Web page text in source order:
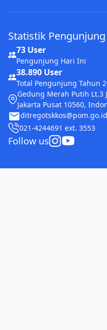
Statistik Pengunjung
73 User
Pengunjung Hari Ini
38.890 User
Total Pengunjung Tahun
Gedung Merah Putih Lt.3
Jakarta Pusat 10560,
ditregotskkos@pom.go.id
021-4244691 ext. 3553
Follow us